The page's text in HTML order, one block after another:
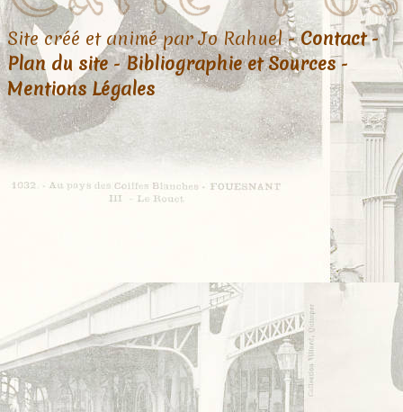
Site créé et animé par Jo Rahuel -Contact-
Plan du site-Bibliographie et Sources-
Mentions Légales